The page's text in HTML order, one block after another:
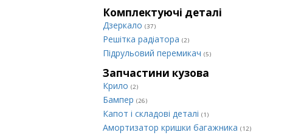
Комплектуючі деталі
Дзеркало (37)
Решітка радіатора (2)
Підрульовий перемикач (5)
Запчастини кузова
Крило (2)
Бампер (26)
Капот і складові деталі (1)
Амортизатор кришки багажника (12)